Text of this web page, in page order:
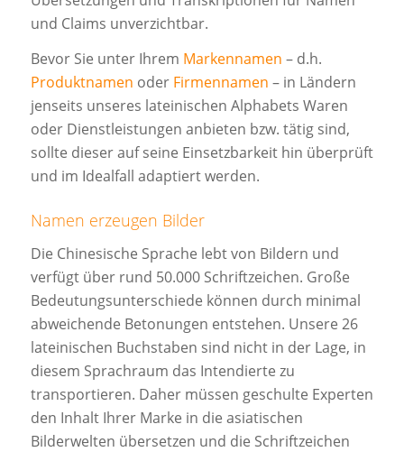
und Claims unverzichtbar.
Bevor Sie unter Ihrem Markennamen – d.h.
Produktnamen oder Firmennamen – in Ländern
jenseits unseres lateinischen Alphabets Waren
oder Dienstleistungen anbieten bzw. tätig sind,
sollte dieser auf seine Einsetzbarkeit hin überprüft
und im Idealfall adaptiert werden.
Namen erzeugen Bilder
Die Chinesische Sprache lebt von Bildern und
verfügt über rund 50.000 Schriftzeichen. Große
Bedeutungsunterschiede können durch minimal
abweichende Betonungen entstehen. Unsere 26
lateinischen Buchstaben sind nicht in der Lage, in
diesem Sprachraum das Intendierte zu
transportieren. Daher müssen geschulte Experten
den Inhalt Ihrer Marke in die asiatischen
Bilderwelten übersetzen und die Schriftzeichen